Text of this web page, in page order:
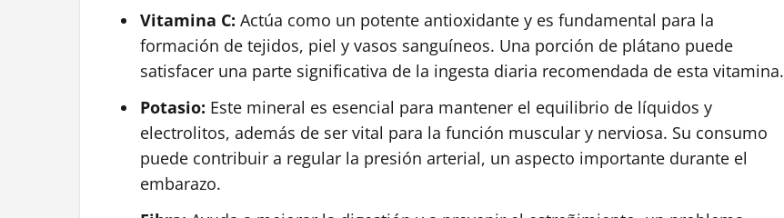
Vitamina C: Actúa como un potente antioxidante y es fundamental para la
formación de tejidos, piel y vasos sanguíneos. Una porción de plátano puede
satisfacer una parte significativa de la ingesta diaria recomendada de esta vitamina.
Potasio: Este mineral es esencial para mantener el equilibrio de líquidos y
electrolitos, además de ser vital para la función muscular y nerviosa. Su consumo
puede contribuir a regular la presión arterial, un aspecto importante durante el
embarazo.